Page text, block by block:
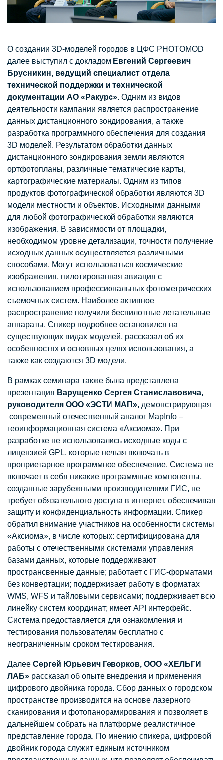
О создании 3D-моделей городов в ЦФС PHOTOMOD
далее выступил с докладом Евгений Сергеевич
Брусникин, ведущий специалист отдела
технической поддержки и технической
документации АО «Ракурс». Одним из видов
деятельности кампании является распространение
данных дистанционного зондирования, а также
разработка программного обеспечения для создания
3D моделей. Результатом обработки данных
дистанционного зондирования земли являются
ортфотопланы, различные тематические карты,
картографические материалы. Одним из типов
продуктов фотографической обработки являются 3D
модели местности и объектов. Исходными данными
для любой фотографической обработки являются
изображения. В зависимости от площадки,
необходимом уровне детализации, точности получение
исходных данных осуществляется различными
способами. Могут использоваться космические
изображения, пилотированная авиация с
использованием профессиональных фотометрических
съемочных систем. Наиболее активное
распространение получили беспилотные летательные
аппараты. Спикер подробнее остановился на
существующих видах моделей, рассказал об их
особенностях и основных целях использования, а
также как создаются 3D модели.
В рамках семинара также была представлена
презентация Варущенко Сергея Станиславовича,
руководителя ООО «ЭСТИ МАП», демонстрирующая
современный отечественный аналог MapInfo –
геоинформационная система «Аксиома». При
разработке не использовались исходные коды с
лицензией GPL, которые нельзя включать в
проприетарное программное обеспечение. Система не
включает в себя никакие программные компоненты,
созданные зарубежными производителями ГИС, не
требует обязательного доступа в интернет, обеспечивая
защиту и конфиденциальность информации. Спикер
обратил внимание участников на особенности системы
«Аксиома», в числе которых: сертифицирована для
работы с отечественными системами управления
базами данных, которые поддерживают
пространсвенные данные; работает с ГИС-форматами
без конвертации; поддерживает работу в форматах
WMS, WFS и тайловыми сервисами; поддерживает всю
линейку систем координат; имеет API интерфейс.
Система предоставляется для ознакомления и
тестирования пользователям бесплатно с
неограниченным сроком тестирования.
Далее Сергей Юрьевич Геворков, ООО «ХЕЛЬГИ
ЛАБ» рассказал об опыте внедрения и применения
цифрового двойника города. Сбор данных о городском
пространстве производится на основе лазерного
сканирования и фотопанорамирования и позволяет в
дальнейшем собрать на платформе реалистичное
представление города. По мнению спикера, цифровой
двойник города служит единым источником